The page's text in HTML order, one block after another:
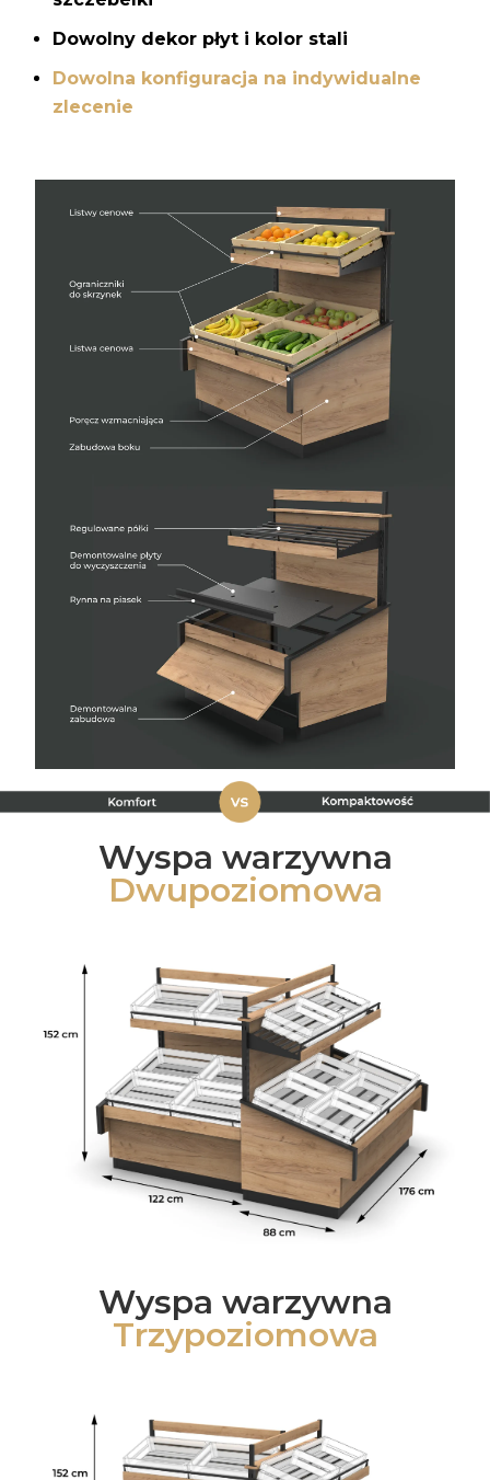
Dowolny dekor płyt i kolor stali
Dowolna konfiguracja na indywidualne
zlecenie
Wyspa warzywna
Dwupoziomowa
Wyspa warzywna
Trzypoziomowa